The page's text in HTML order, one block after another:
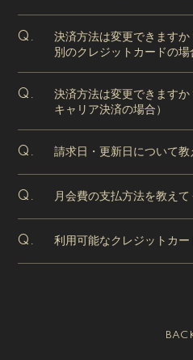
Q.
決済方法は変更できます
別のクレジットカードの場
Q.
決済方法は変更できます
キャリア決済の場合）
Q. 請求日・更新日について教
Q. 月会費の支払方法を教えて
Q. 利用可能なクレジットカー